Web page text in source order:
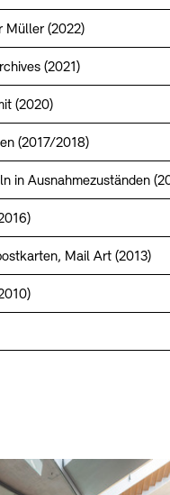
Müller (2022)
(2021)
(2020)
(2017/2018)
in Ausnahmezuständen
Mail Art (2013)